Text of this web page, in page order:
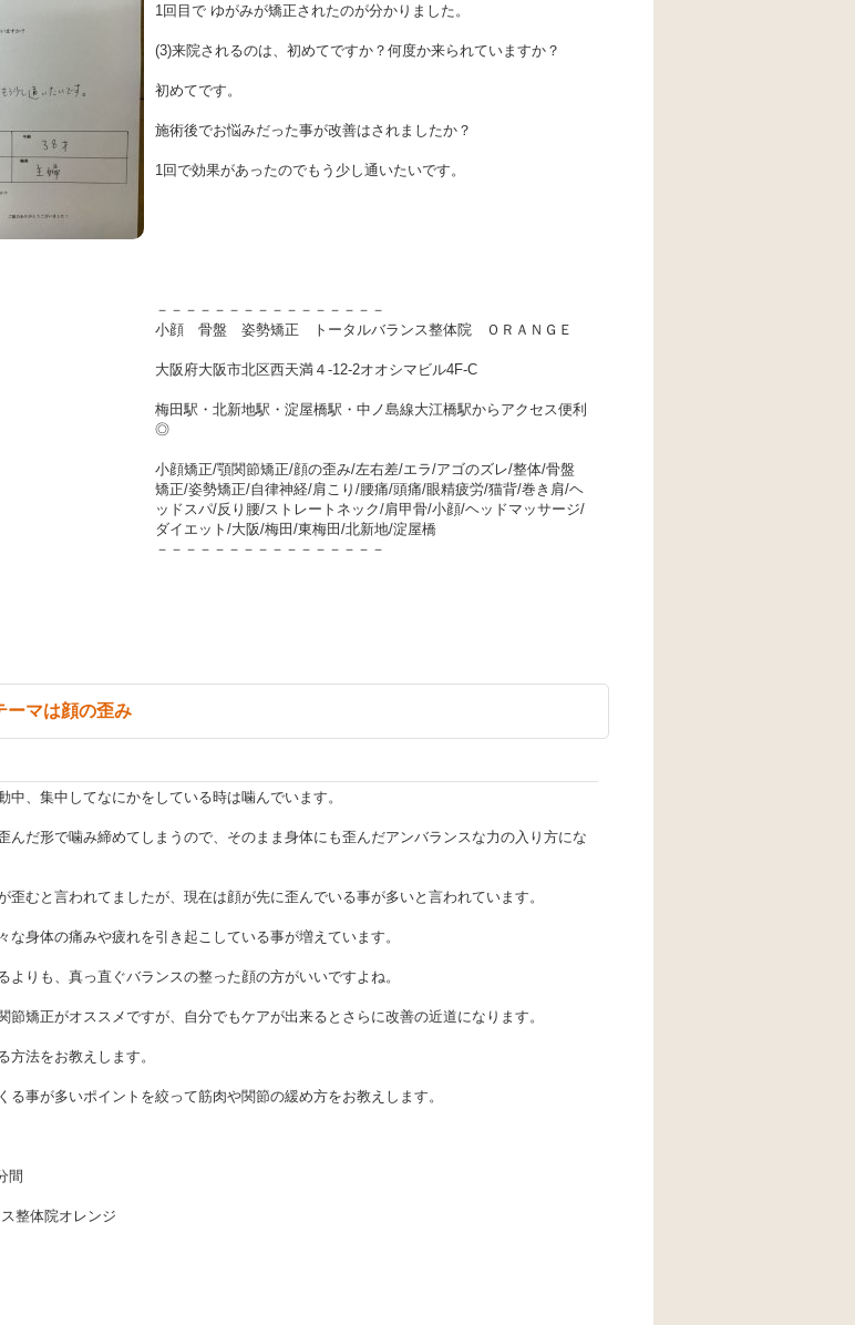
1回目で ゆがみが矯正されたのが分かりました。
(3)来院されるのは、初めてですか？何度か来られていますか？
初めてです。
施術後でお悩みだった事が改善はされましたか？
1回で効果があったのでもう少し通いたいです。
－－－－－－－－－－－－－－－－
小顔 骨盤 姿勢矯正 トータルバランス整体院 ＯＲＡＮＧＥ
大阪府大阪市北区西天満４-12-2オオシマビル4F-C
梅田駅・北新地駅・淀屋橋駅・中ノ島線大江橋駅からアクセス便利
◎
小顔矯正/顎関節矯正/顔の歪み/左右差/エラ/アゴのズレ/整体/骨盤
矯正/姿勢矯正/自律神経/肩こり/腰痛/頭痛/眼精疲労/猫背/巻き肩/ヘ
ッドスパ/反り腰/ストレートネック/肩甲骨/小顔/ヘッドマッサージ/
ダイエット/大阪/梅田/東梅田/北新地/淀屋橋
－－－－－－－－－－－－－－－－
ーマは顔の歪み
中、集中してなにかをしている時は噛んでいます。
んだ形で噛み締めてしまうので、そのまま身体にも歪んだアンバランスな力の入り方にな
歪むと言われてましたが、現在は顔が先に歪んでいる事が多いと言われています。
な身体の痛みや疲れを引き起こしている事が増えています。
よりも、真っ直ぐバランスの整った顔の方がいいですよね。
節矯正がオススメですが、自分でもケアが出来るとさらに改善の近道になります。
方法をお教えします。
る事が多いポイントを絞って筋肉や関節の緩め方をお教えします。
間
整体院オレンジ